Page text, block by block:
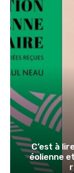
C’est à
éolienne